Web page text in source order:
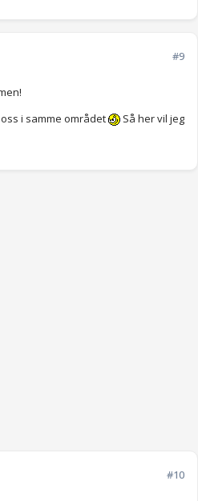
#9
i samme området
Så her vil jeg
#10